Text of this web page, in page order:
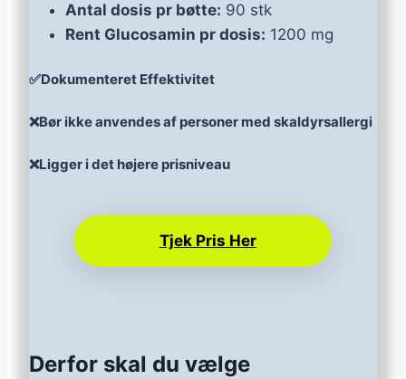
Antal dosis pr bøtte: 90 stk
Rent Glucosamin pr dosis: 1200 mg
✅Dokumenteret Effektivitet
❌Bør ikke anvendes af personer med skaldyrsallergi
❌Ligger i det højere prisniveau
Tjek Pris Her
Derfor skal du vælge